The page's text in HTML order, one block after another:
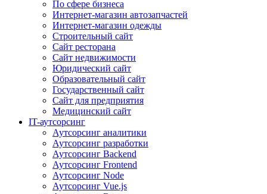
По сфере бизнеса
Интернет-магазин автозапчастей
Интернет-магазин одежды
Строительный сайт
Сайт ресторана
Сайт недвижимости
Юридический сайт
Образовательный сайт
Государственный сайт
Сайт для предприятия
Медицинский сайт
IT-аутсорсинг
Аутсорсинг аналитики
Аутсорсинг разработки
Аутсорсинг Backend
Аутсорсинг Frontend
Аутсорсинг Node
Аутсорсинг Vue.js